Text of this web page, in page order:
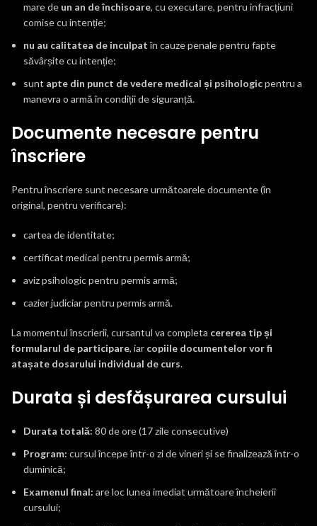
mare de un an de închisoare, cu executare, pentru infracțiuni
comise cu intenție;
nu au calitatea de inculpatîn cauze penale pentru fapte
săvârșite cu intenție;
sunt apte din punct de vedere medical și psihologicpentru a
manevra o armă în condiții de siguranță.
Documente necesare pentru
înscriere
Pentru înscriere sunt necesare următoarele documente (în
original, pentru verificare):
cartea de identitate;
certificat medical pentru permis armă;
aviz psihologic pentru permis armă;
cazier judiciar pentru permis armă.
La momentul înscrierii, cursantul va completa cererea tip și
formularul de participare, iar copiile documentelor vor fi
atașate dosarului individual de curs.
Durata și desfășurarea cursului
Durata totală: 80 de ore (17 zile consecutive)
Program: cursul începe într-o zi de vineri și se finalizează într-o
duminică;
Examenul final: are loc lunea imediat următoare încheierii
cursului;